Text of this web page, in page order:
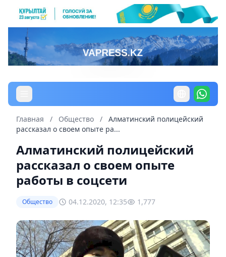
Главная / Общество /
Алматинский полицейский
рассказал о своем опыте ра...
Алматинский полицейский
рассказал о своем опыте
работы в соцсети
Общество 04.12.2020, 12:35 1,777